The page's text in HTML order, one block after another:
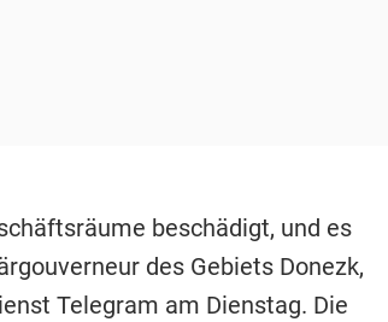
beschädigt, und es
des Gebiets Donezk,
Telegram am Dienstag. Die